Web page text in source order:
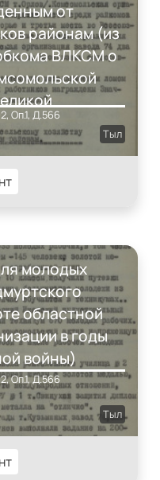
от
районам (из
ВЛКСМ о
Оп.1, Д.566
Тыл
молодых
областной
в годы
войны)
Оп.1, Д.566
Тыл